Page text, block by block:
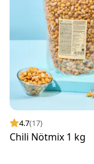
4.7(17)
Chili Nötmix 1 kg